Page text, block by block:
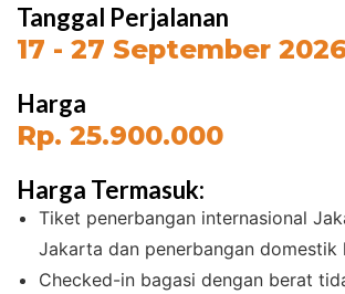
Tanggal Perjalanan
17 - 27 September
Harga
Rp. 25.900.000
Harga Termasuk:
Tiket penerbangan internasional
Jakarta dan penerbangan domestik
Checked-in bagasi dengan berat